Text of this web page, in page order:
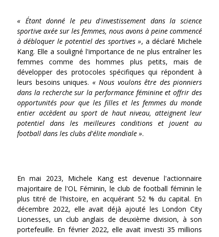
« Étant donné le peu d'investissement dans la science
sportive axée sur les femmes, nous avons à peine commencé
à débloquer le potentiel des sportives », a déclaré Michele
Kang. Elle a souligné l'importance de ne plus entraîner les
femmes comme des hommes plus petits, mais de
développer des protocoles spécifiques qui répondent à
leurs besoins uniques. « Nous voulons être des pionniers
dans la recherche sur la performance féminine et offrir des
opportunités pour que les filles et les femmes du monde
entier accèdent au sport de haut niveau, atteignent leur
potentiel dans les meilleures conditions et jouent au
football dans les clubs d'élite mondiale ».
En mai 2023, Michele Kang est devenue l'actionnaire
majoritaire de l'OL Féminin, le club de football féminin le
plus titré de l'histoire, en acquérant 52 % du capital. En
décembre 2022, elle avait déjà ajouté les London City
Lionesses, un club anglais de deuxième division, à son
portefeuille. En février 2022, elle avait investi 35 millions